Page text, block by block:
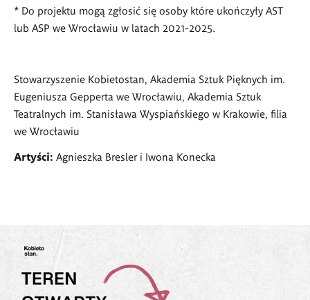
* Do projektu mogą zgłosić się osoby które ukończyły AST
lub ASP we Wrocławiu w latach 2021-2025.
Stowarzyszenie Kobietostan, Akademia Sztuk Pięknych im.
Eugeniusza Gepperta we Wrocławiu, Akademia Sztuk
Teatralnych im. Stanisława Wyspiańskiego w Krakowie, filia
we Wrocławiu
Artyści: Agnieszka Bresler i Iwona Konecka